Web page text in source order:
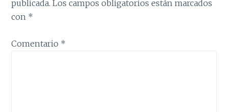
publicada. Los campos obligatorios están marcados
con *
Comentario *